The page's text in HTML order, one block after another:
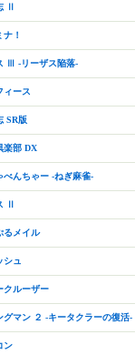
Ⅱ
！
Ⅲ -リーザス陥落-
ィース
SR版
楽部 DX
べんちゃー -ねぎ麻雀-
Ⅱ
るメイル
シュ
クルーザー
グマン ２ -キータクラーの復活-
ン